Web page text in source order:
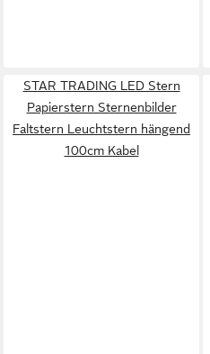
STAR TRADING LED Stern
Papierstern Sternenbilder
Faltstern Leuchtstern hängend
100cm Kabel